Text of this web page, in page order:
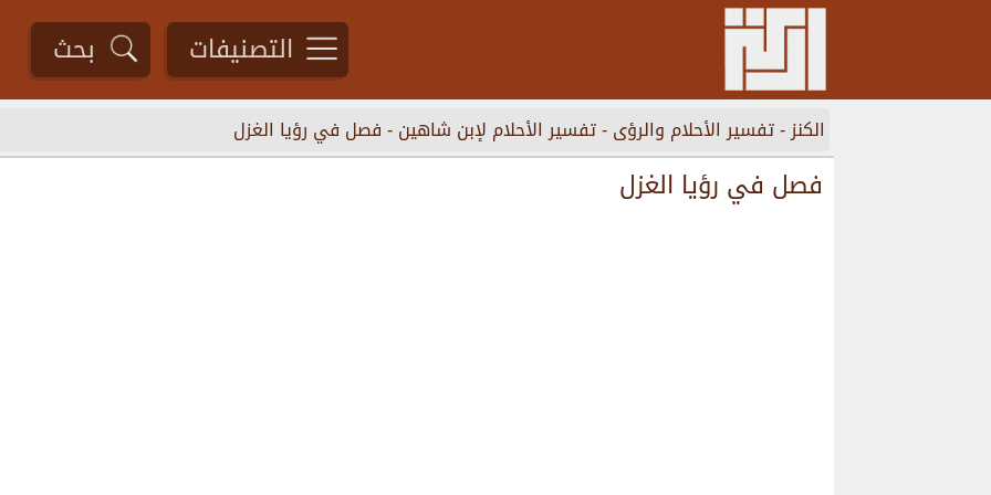
التصنيفات بحث
الكنز-تفسير الأحلام والرؤى-تفسير الأحلام لإبن شاهين-فصل في رؤيا الغزل
فصل في رؤيا الغزل